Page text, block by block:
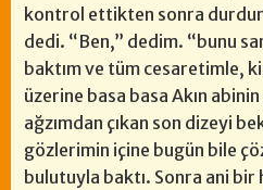
kontrol ettikten sonra
dedi. “Ben,” dedim. “bunu
baktım ve tüm cesaretimle,
üzerine basa basa Akın abinin
ağzımdan çıkan son dizeyi
gözlerimin içine bugün bile
bulutuyla baktı. Sonra ani